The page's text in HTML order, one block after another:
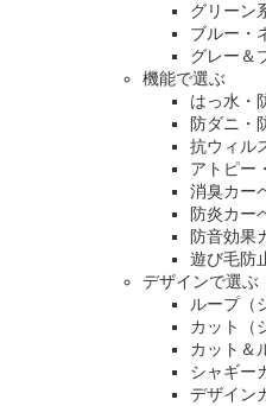
グリーン
ブルー・
グレー＆
機能で選ぶ
はっ水・
防ダニ・
抗ウィル
アトピー
消臭カー
防炎カー
防音効果
遊び毛防
デザインで選ぶ
ループ（
カット（
カット＆
シャギー
デザイン